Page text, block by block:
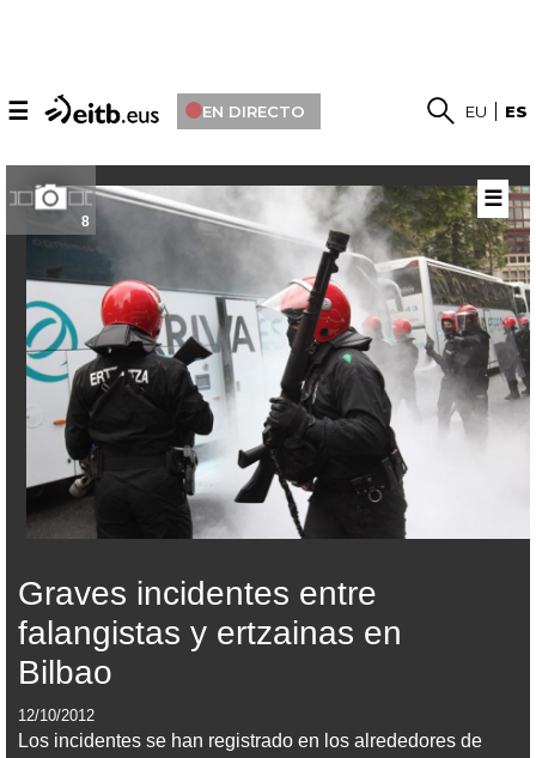
☰ EN DIRECTO EU ES
8
Graves incidentes entre
falangistas y ertzainas en
Bilbao
12/10/2012
Los incidentes se han registrado en los alrededores de
☰